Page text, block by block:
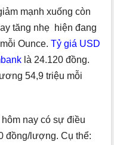
mạnh xuống còn
tăng nhẹ hiện đang
Ounce. Tỷ giá USD
là 24.120 đồng.
54,9 triệu mỗi
nay có sự điều
đồng/lượng. Cụ thể: